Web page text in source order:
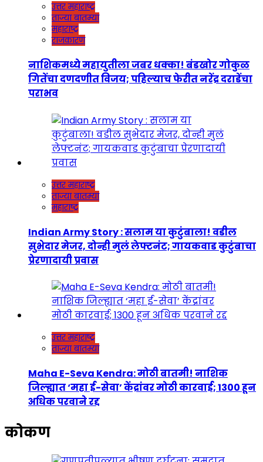
उत्तर महाराष्ट्र
ताज्या बातम्या
महाराष्ट्र
राजकारण
नाशिकमध्ये महायुतीला जबर धक्का! बंडखोर गोकुळ
गितेंचा दणदणीत विजय; पहिल्याच फेरीत नरेंद्र दराडेंचा
पराभव
उत्तर महाराष्ट्र
ताज्या बातम्या
महाराष्ट्र
Indian Army Story : सलाम या कुटुंबाला! वडील
सुभेदार मेजर, दोन्ही मुलं लेफ्टनंट; गायकवाड कुटुंबाचा
प्रेरणादायी प्रवास
उत्तर महाराष्ट्र
ताज्या बातम्या
Maha E-Seva Kendra: मोठी बातमी! नाशिक
जिल्ह्यात ‘महा ई-सेवा’ केंद्रांवर मोठी कारवाई; 1300 हून
अधिक परवाने रद्द
कोकण